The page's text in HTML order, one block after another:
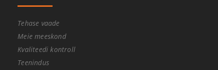
Tehase vaade
Meie meeskond
Kvaliteedi kontroll
Teenindus